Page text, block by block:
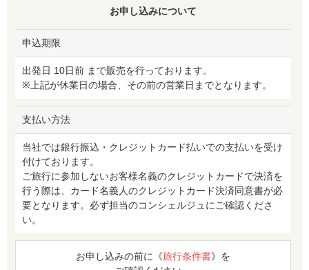
お申し込みについて
申込期限
出発日 10日前 まで販売を行っております。
※上記が休業日の場合、その前の営業日までとなります。
支払い方法
当社では銀行振込・クレジットカード払いでの支払いを受け
付けております。
ご旅行に参加しないお客様名義のクレジットカードで決済を
行う際は、カード名義人のクレジットカード決済同意書が必
要となります。必ず担当のコンシェルジュにご確認くださ
い。
お申し込みの前に《旅行条件書》を